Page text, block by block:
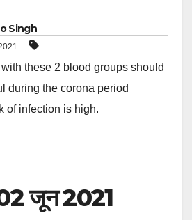
Singh
these 2 blood groups should
during the corona period
of infection is high.
02 जून 2021